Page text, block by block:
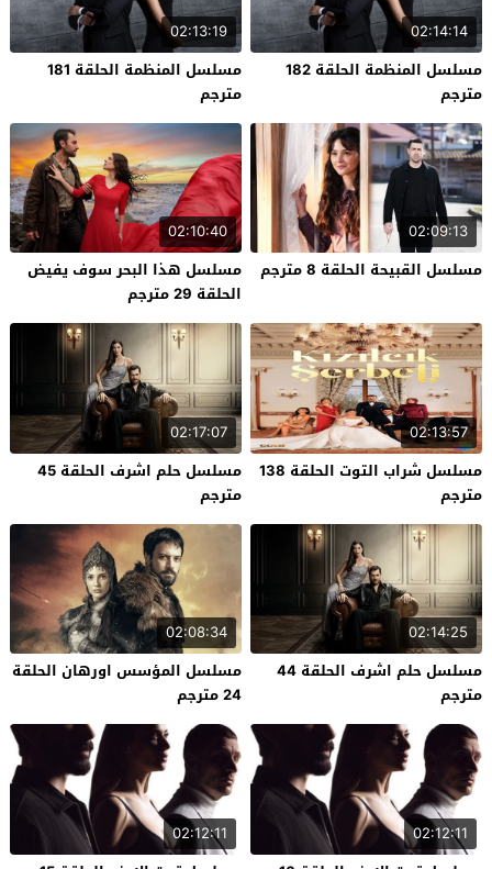
02:14:14
مسلسل المنظمة الحلقة 182
مترجم
02:13:19
مسلسل المنظمة الحلقة 181
مترجم
02:09:13
مسلسل القبيحة الحلقة 8 مترجم
02:10:40
مسلسل هذا البحر سوف يفيض
الحلقة 29 مترجم
02:13:57
مسلسل شراب التوت الحلقة 138
مترجم
02:17:07
مسلسل حلم اشرف الحلقة 45
مترجم
02:14:25
مسلسل حلم اشرف الحلقة 44
مترجم
02:08:34
مسلسل المؤسس اورهان الحلقة
24 مترجم
02:12:11
02:12:11